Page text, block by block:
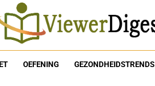
OEFENING GEZONDHEIDSTRENDS